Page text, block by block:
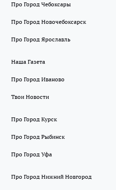
Про Город Чебоксары
Про Город Новочебоксарск
Про Город Ярославль
Наша Газета
Про Город Иваново
Твои Новости
Про Город Курск
Про Город Рыбинск
Про Город Уфа
Про Город Нижний Новгород